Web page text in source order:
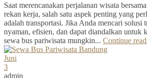
Saat merencanakan perjalanan wisata
rekan kerja, salah satu aspek penting yang
adalah transportasi. Jika Anda mencari solusi
nyaman, efisien, dan dapat diandalkan untuk
sewa bus pariwisata mungkin... Continue
Juni
3
admin